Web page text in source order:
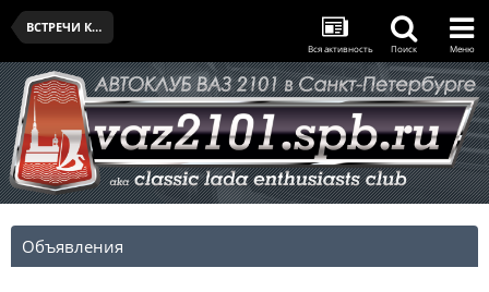
ВСТРЕЧИ КЛУБА
Вся активность Поиск Меню
Объявления